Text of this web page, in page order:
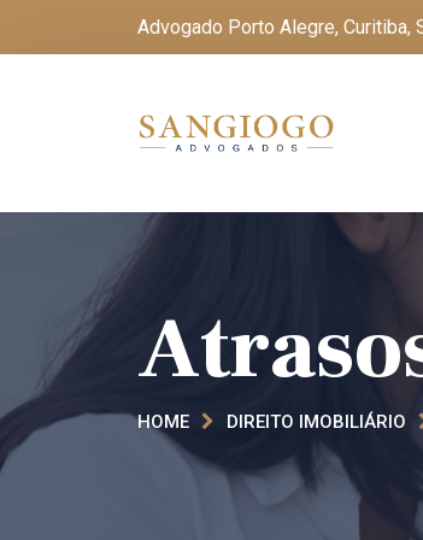
Advogado Porto Alegre, Curitiba,
HOME DIREITO IMOBILIÁRIO